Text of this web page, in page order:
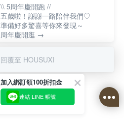
\\ 5周年慶開跑 //
五歲啦！謝謝一路陪伴我們♡
準備好多驚喜等你來發現～
周年慶開逛 →
回覆至 HOUSUXI
加入綁訂領100折扣金
連結 LINE 帳號